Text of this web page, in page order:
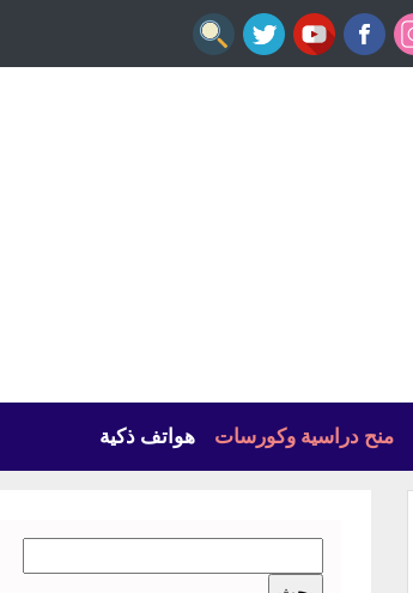
منح دراسية وكورسات هواتف ذكية
عن: